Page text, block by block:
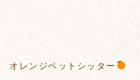
オレンジペットシッター